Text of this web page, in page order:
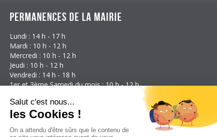
Permanences de la mairie
Lundi : 14 h - 17 h
Mardi : 10 h - 12 h
Mercredi : 10 h - 12 h
Jeudi : 10 h - 12 h
Vendredi : 14 h - 18 h
1er et 3ème Samedi du mois : 10 h - 12 h